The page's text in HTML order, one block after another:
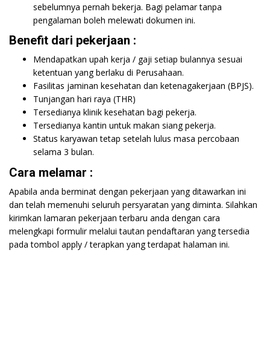
sebelumnya pernah bekerja. Bagi pelamar tanpa
pengalaman boleh melewati dokumen ini.
Benefit dari pekerjaan :
Mendapatkan upah kerja / gaji setiap bulannya sesuai
ketentuan yang berlaku di Perusahaan.
Fasilitas jaminan kesehatan dan ketenagakerjaan (BPJS).
Tunjangan hari raya (THR)
Tersedianya klinik kesehatan bagi pekerja.
Tersedianya kantin untuk makan siang pekerja.
Status karyawan tetap setelah lulus masa percobaan
selama 3 bulan.
Cara melamar :
Apabila anda berminat dengan pekerjaan yang ditawarkan ini
dan telah memenuhi seluruh persyaratan yang diminta. Silahkan
kirimkan lamaran pekerjaan terbaru anda dengan cara
melengkapi formulir melalui tautan pendaftaran yang tersedia
pada tombol apply / terapkan yang terdapat halaman ini.